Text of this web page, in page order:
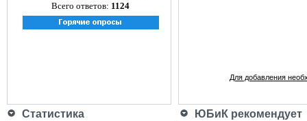
Всего ответов: 1124
Для добавления
Статистика ЮБиК рекомендует